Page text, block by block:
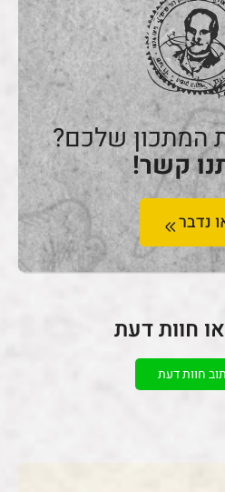
המתכון שלכם?
קשר!
נדבר
חוות דעת
חוות דעת